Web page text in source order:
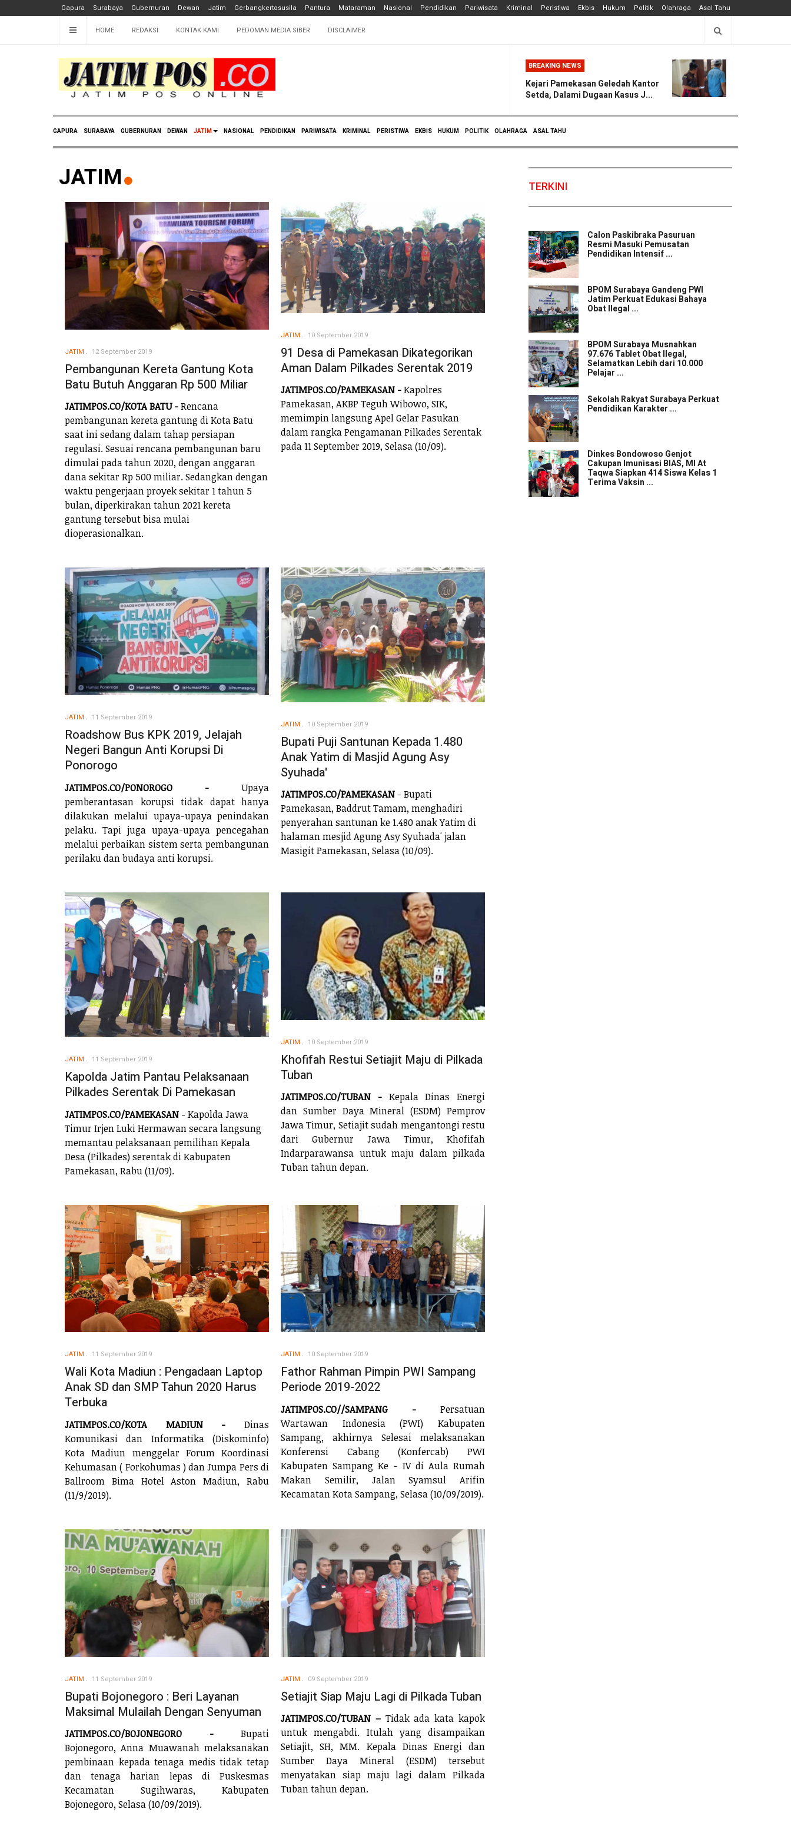
Gapura Surabaya Gubernuran Dewan Jatim Gerbangkertosusila Pantura Mataraman Nasional Pendidikan Pariwisata Kriminal Peristiwa Ekbis Hukum Politik Olahraga Asal Tahu
HOME REDAKSI KONTAK KAMI PEDOMAN MEDIA SIBER DISCLAIMER
BREAKING NEWS
Kejari Pamekasan Geledah Kantor
Setda, Dalami Dugaan Kasus J...
GAPURA SURABAYA GUBERNURAN DEWAN JATIM NASIONAL PENDIDIKAN PARIWISATA KRIMINAL PERISTIWA EKBIS HUKUM POLITIK OLAHRAGA ASAL TAHU
JATIM
JATIM 12 September 2019
Pembangunan Kereta Gantung Kota
Batu Butuh Anggaran Rp 500 Miliar
JATIMPOS.CO/KOTA BATU -Rencana
pembangunan kereta gantung di Kota Batu
saat ini sedang dalam tahap persiapan
regulasi. Sesuai rencana pembangunan baru
dimulai pada tahun 2020, dengan anggaran
dana sekitar Rp 500 miliar. Sedangkan dengan
waktu pengerjaan proyek sekitar 1 tahun 5
bulan, diperkirakan tahun 2021 kereta
gantung tersebut bisa mulai
dioperasionalkan.
JATIM 10 September 2019
91 Desa di Pamekasan Dikategorikan
Aman Dalam Pilkades Serentak 2019
JATIMPOS.CO/PAMEKASAN -Kapolres
Pamekasan, AKBP Teguh Wibowo, SIK,
memimpin langsung Apel Gelar Pasukan
dalam rangka Pengamanan Pilkades Serentak
pada 11 September 2019, Selasa (10/09).
JATIM 11 September 2019
Roadshow Bus KPK 2019, Jelajah
Negeri Bangun Anti Korupsi Di
Ponorogo
JATIMPOS.CO/PONOROGO - Upaya
pemberantasan korupsi tidak dapat hanya
dilakukan melalui upaya-upaya penindakan
pelaku. Tapi juga upaya-upaya pencegahan
melalui perbaikan sistem serta pembangunan
perilaku dan budaya anti korupsi.
JATIM 10 September 2019
Bupati Puji Santunan Kepada 1.480
Anak Yatim di Masjid Agung Asy
Syuhada'
JATIMPOS.CO/PAMEKASAN - Bupati
Pamekasan, Baddrut Tamam, menghadiri
penyerahan santunan ke 1.480 anak Yatim di
halaman mesjid Agung Asy Syuhada' jalan
Masigit Pamekasan, Selasa (10/09).
JATIM 11 September 2019
Kapolda Jatim Pantau Pelaksanaan
Pilkades Serentak Di Pamekasan
JATIMPOS.CO/PAMEKASAN - Kapolda Jawa
Timur Irjen Luki Hermawan secara langsung
memantau pelaksanaan pemilihan Kepala
Desa (Pilkades) serentak di Kabupaten
Pamekasan, Rabu (11/09).
JATIM 10 September 2019
Khofifah Restui Setiajit Maju di Pilkada
Tuban
JATIMPOS.CO/TUBAN -Kepala Dinas Energi
dan Sumber Daya Mineral (ESDM) Pemprov
Jawa Timur, Setiajit sudah mengantongi restu
dari Gubernur Jawa Timur, Khofifah
Indarparawansa untuk maju dalam pilkada
Tuban tahun depan.
JATIM 11 September 2019
Wali Kota Madiun : Pengadaan Laptop
Anak SD dan SMP Tahun 2020 Harus
Terbuka
JATIMPOS.CO/KOTA MADIUN - Dinas
Komunikasi dan Informatika (Diskominfo)
Kota Madiun menggelar Forum Koordinasi
Kehumasan ( Forkohumas ) dan Jumpa Pers di
Ballroom Bima Hotel Aston Madiun, Rabu
(11/9/2019).
JATIM 10 September 2019
Fathor Rahman Pimpin PWI Sampang
Periode 2019-2022
JATIMPOS.CO//SAMPANG - Persatuan
Wartawan Indonesia (PWI) Kabupaten
Sampang, akhirnya Selesai melaksanakan
Konferensi Cabang (Konfercab) PWI
Kabupaten Sampang Ke - IV di Aula Rumah
Makan Semilir, Jalan Syamsul Arifin
Kecamatan Kota Sampang, Selasa (10/09/2019).
JATIM 11 September 2019
Bupati Bojonegoro : Beri Layanan
Maksimal Mulailah Dengan Senyuman
JATIMPOS.CO/BOJONEGORO -Bupati
Bojonegoro, Anna Muawanah melaksanakan
pembinaan kepada tenaga medis tidak tetap
dan tenaga harian lepas di Puskesmas
Kecamatan Sugihwaras, Kabupaten
Bojonegoro, Selasa (10/09/2019).
JATIM 09 September 2019
Setiajit Siap Maju Lagi di Pilkada Tuban
JATIMPOS.CO/TUBAN –Tidak ada kata kapok
untuk mengabdi. Itulah yang disampaikan
Setiajit, SH, MM. Kepala Dinas Energi dan
Sumber Daya Mineral (ESDM) tersebut
menyatakan siap maju lagi dalam Pilkada
Tuban tahun depan.
TERKINI
Calon Paskibraka Pasuruan
Resmi Masuki Pemusatan
Pendidikan Intensif ...
BPOM Surabaya Gandeng PWI
Jatim Perkuat Edukasi Bahaya
Obat Ilegal ...
BPOM Surabaya Musnahkan
97.676 Tablet Obat Ilegal,
Selamatkan Lebih dari 10.000
Pelajar ...
Sekolah Rakyat Surabaya Perkuat
Pendidikan Karakter ...
Dinkes Bondowoso Genjot
Cakupan Imunisasi BIAS, MI At
Taqwa Siapkan 414 Siswa Kelas 1
Terima Vaksin ...